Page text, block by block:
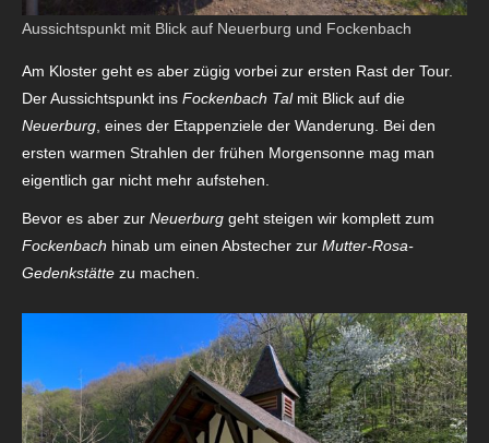
Aussichtspunkt mit Blick auf Neuerburg und Fockenbach
Am Kloster geht es aber zügig vorbei zur ersten Rast der Tour.
Der Aussichtspunkt ins Fockenbach Talmit Blick auf die
Neuerburg , eines der Etappenziele der Wanderung. Bei den
ersten warmen Strahlen der frühen Morgensonne mag man
eigentlich gar nicht mehr aufstehen.
Bevor es aber zur Neuerburg geht steigen wir komplett zum
Fockenbach hinab um einen Abstecher zur Mutter-Rosa-
Gedenkstätte zu machen.